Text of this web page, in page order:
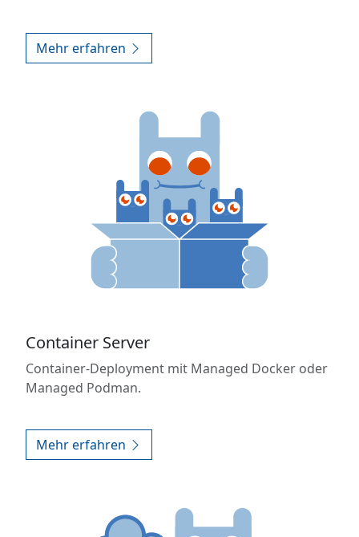
Mehr erfahren
Container Server
Container-Deployment mit Managed Docker oder
Managed Podman.
Mehr erfahren